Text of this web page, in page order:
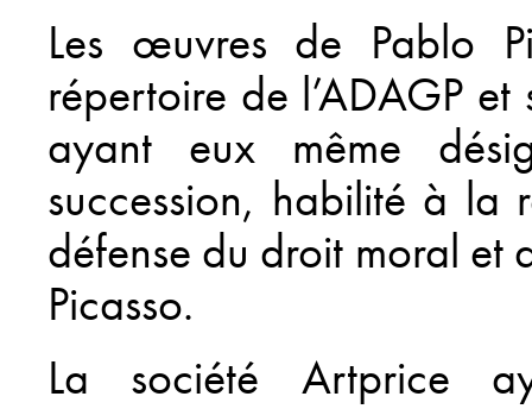
Les œuvres de Pablo
répertoire de l’ADAGP
ayant eux même
succession, habilité à la
défense du droit moral et
Picasso.
La société Artprice